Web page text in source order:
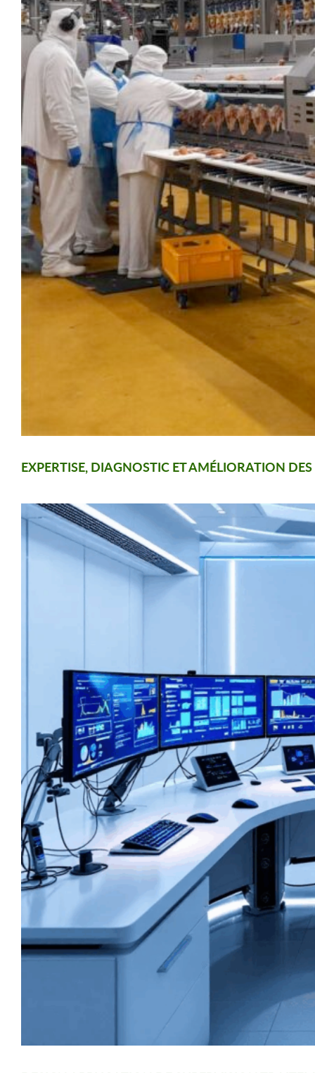
EXPERTISE, DIAGNOSTIC ET AMÉLIORATION